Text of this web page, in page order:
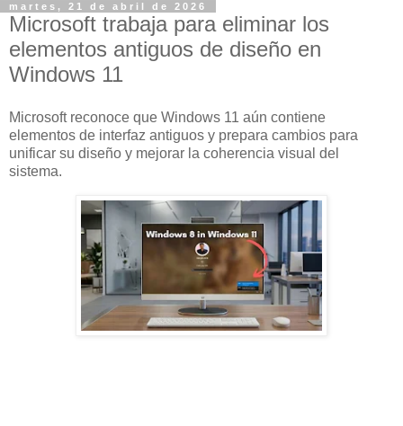
martes, 21 de abril de 2026
Microsoft trabaja para eliminar los
elementos antiguos de diseño en
Windows 11
Microsoft reconoce que Windows 11 aún contiene
elementos de interfaz antiguos y prepara cambios para
unificar su diseño y mejorar la coherencia visual del
sistema.